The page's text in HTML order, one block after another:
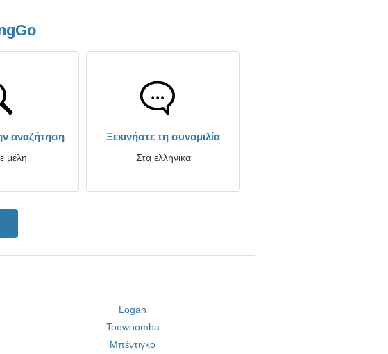
αναζήτηση
μέλη
Ξεκινήστε τη συνομιλία
Στα ελληνικα
Logan
Toowoomba
Μπέντιγκο